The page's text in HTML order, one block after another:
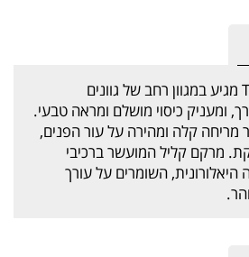
מייק-אפ True Match מגיע במגוון רחב של גוונים
ומעניק כיסוי מושלם ומראה טבעי.
מריחה קלה ומהירה על עור הפנים,
מרקם קליל המועשר ברכיבי
היאלורונית, השומרים על עורך